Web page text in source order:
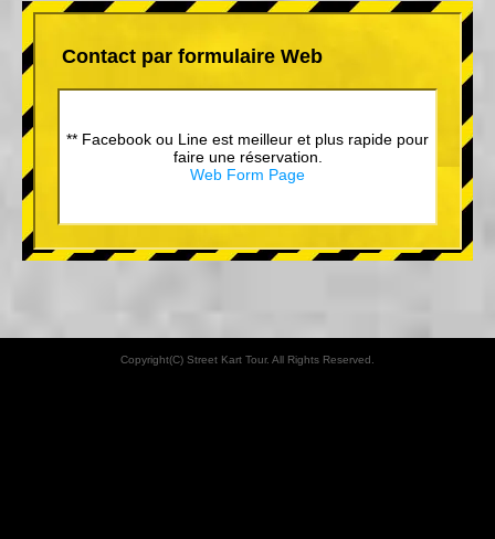
Contact par formulaire Web
** Facebook ou Line est meilleur et plus rapide pour
faire une réservation.
Web Form Page
Copyright(C) Street Kart Tour. All Rights Reserved.